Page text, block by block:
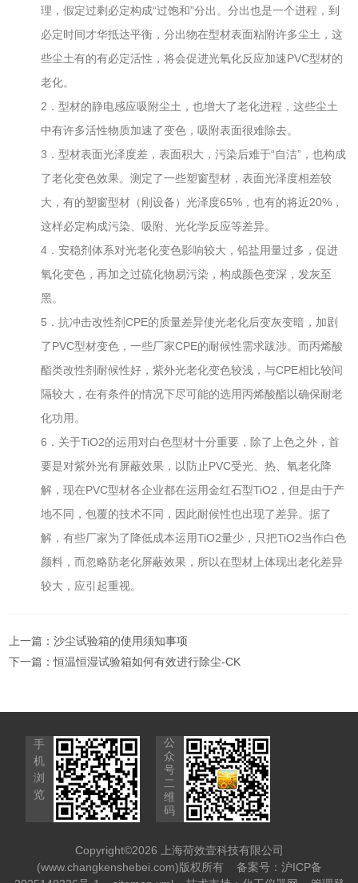
理，假定过剩必定构成“过饱和”分出。分出也是一个进程，到
必定时间才华抵达平衡，分出物在型材表面粘附许多尘土，这
些尘土有的有必定活性，将会促进光氧化反应加速PVC型材的
老化。
2．型材的静电感应吸附尘土，也增大了老化进程，这些尘土
中有许多活性物质加速了变色，吸附表面很难除去。
3．型材表面光泽度差，表面积大，污染后难于“自洁”，也构成
了老化变色效果。测定了一些塑窗型材，表面光泽度相差较
大，有的塑窗型材（刚设备）光泽度65%，也有的将近20%，
这样必定构成污染、吸附、光化学反应等差异。
4．安稳剂体系对光老化变色影响较大，铅盐用量过多，促进
氧化变色，再加之过硫化物易污染，构成颜色变深，发灰至
黑。
5．抗冲击改性剂CPE的质量差异使光老化后变灰变暗，加剧
了PVC型材变色，一些厂家CPE的耐候性需求跋涉。而丙烯酸
酯类改性剂耐候性好，紫外光老化变色较浅，与CPE相比较间
隔较大，在有条件的情况下尽可能的选用丙烯酸酯以确保耐老
化功用。
6．关于TiO2的运用对白色型材十分重要，除了上色之外，首
要是对紫外光有屏蔽效果，以防止PVC受光、热、氧老化降
解，现在PVC型材各企业都在运用金红石型TiO2，但是由于产
地不同，包覆的技术不同，因此耐候性也出现了差异。据了
解，有些厂家为了降低成本运用TiO2量少，只把TiO2当作白色
颜料，而忽略防老化屏蔽效果，所以在型材上体现出老化差异
较大，应引起重视。
上一篇：沙尘试验箱的使用须知事项
下一篇：恒温恒湿试验箱如何有效进行除尘-CK
手
机
浏
览
公
众
号
二
维
码
Copyright©2026 上海荷效壹科技有限公司
(www.changkenshebei.com)版权所有 备案号：沪ICP备